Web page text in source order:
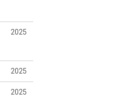
2025
2025
2025